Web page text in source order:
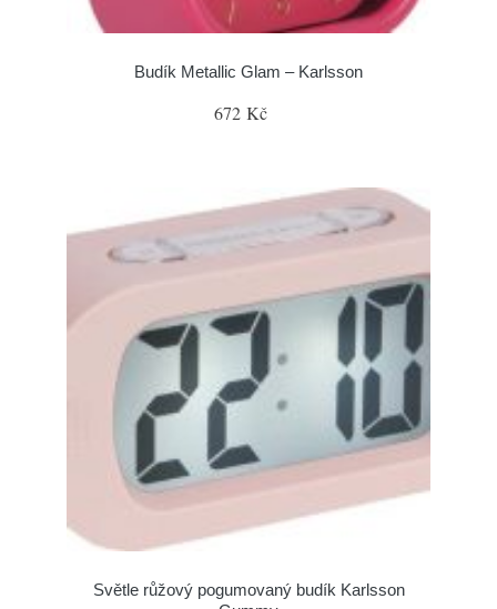
Budík Metallic Glam – Karlsson
672 Kč
Světle růžový pogumovaný budík Karlsson